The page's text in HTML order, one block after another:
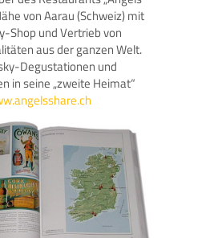
von Aarau (Schweiz) mit
Shop und Vertrieb von
aus der ganzen Welt.
Degustationen und
in seine „zweite Heimat“